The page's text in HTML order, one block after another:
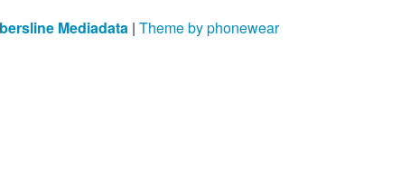
Mediadata | Theme by phonewear